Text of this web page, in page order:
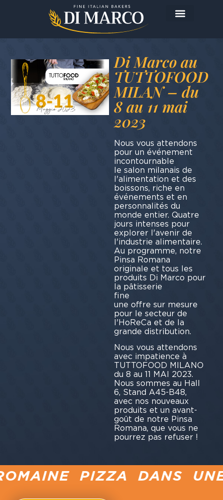
Di Marco au
TUTTOFOOD
MILAN – du
8 au 11 mai
2023
Nous vous attendons
pour un événement
le salon milanais de
l'alimentation et des
boissons, riche en
événements et en
personnalités du
monde entier. Quatre
jours intenses pour
explorer l'avenir de
l'industrie alimentaire.
Au programme, notre
Pinsa Romana
originale et tous les
produits Di Marco pour
la pâtisserie
une offre sur mesure
pour le secteur de
l'HoReCa et de la
grande distribution.
Nous vous attendons
avec impatience à
TUTTOFOOD MILANO
du 8 au 11 MAI 2023.
Nous sommes au Hall
6, Stand A45-B48,
avec nos nouveaux
produits et un avant-
goût de notre Pinsa
Romana, que vous ne
pourrez pas refuser !
PIZZA DANS